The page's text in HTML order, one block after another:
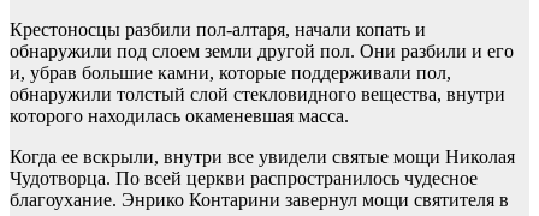
Крестоносцы разбили пол-алтаря, начали копать и
обнаружили под слоем земли другой пол. Они разбили и его
и, убрав большие камни, которые поддерживали пол,
обнаружили толстый слой стекловидного вещества, внутри
которого находилась окаменевшая масса.
Когда ее вскрыли, внутри все увидели святые мощи Николая
Чудотворца. По всей церкви распространилось чудесное
благоухание. Энрико Контарини завернул мощи святителя в